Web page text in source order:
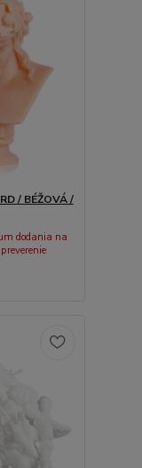
/ BÉŽOVÁ /
dodania na
preverenie